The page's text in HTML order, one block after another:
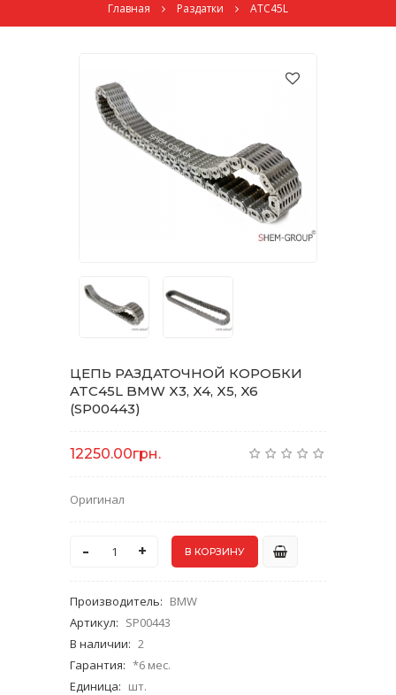
Главная Раздатки ATC45L
ЦЕПЬ РАЗДАТОЧНОЙ КОРОБКИ
ATC45L BMW X3, X4, X5, X6
(SP00443)
12250.00грн.
Оригинал
- +
Производитель: BMW
Артикул: SP00443
В наличии: 2
Гарантия: *6 мес.
Единица: шт.